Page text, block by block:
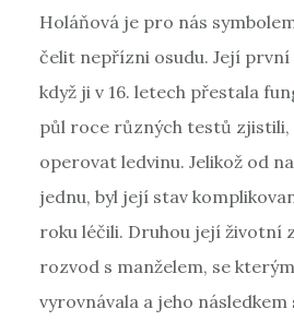
Holáňová je pro nás
čelit nepřízni osudu. Její první
když ji v 16. letech přestala
půl roce různých testů zjistili,
operovat ledvinu. Jelikož od
jednu, byl její stav
roku léčili. Druhou její životní
rozvod s manželem, se
vyrovnávala a jeho následkem